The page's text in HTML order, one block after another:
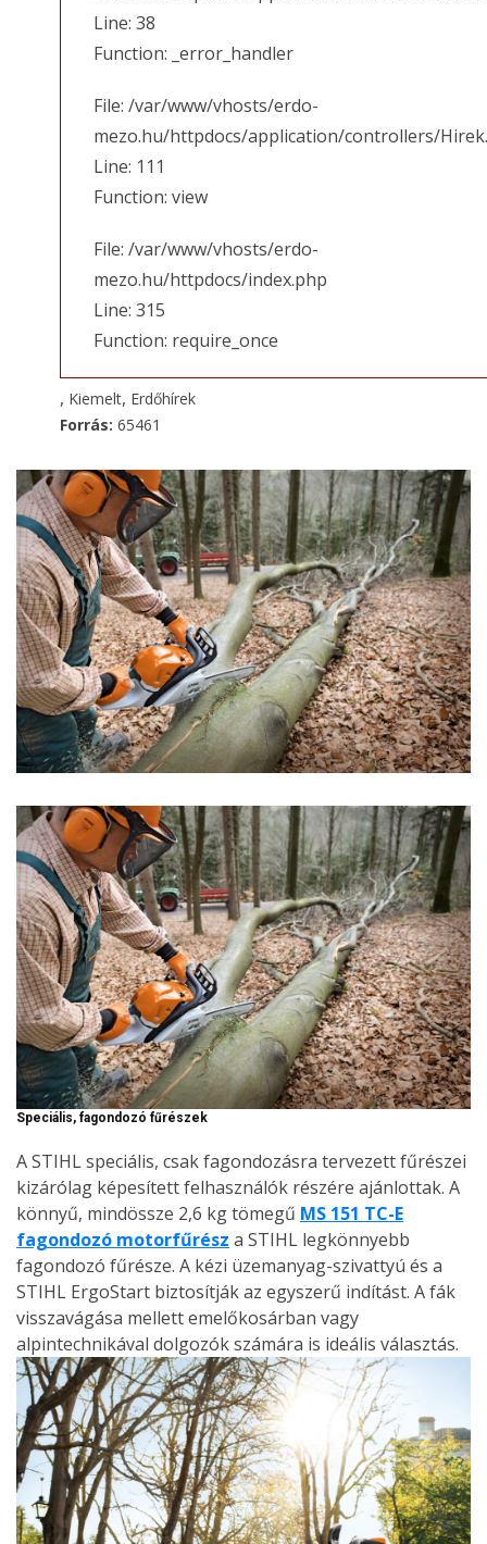
Line: 38
Function: _error_handler
File: /var/www/vhosts/erdo-
mezo.hu/httpdocs/application/controllers/
Line: 111
Function: view
File: /var/www/vhosts/erdo-
mezo.hu/httpdocs/index.php
Line: 315
Function: require_once
, Kiemelt, Erdőhírek
Forrás: 65461
Speciális, fagondozó fűrészek
A STIHL speciális, csak fagondozásra tervezett fűrészei
kizárólag képesített felhasználók részére ajánlottak. A
könnyű, mindössze 2,6 kg tömegű MS 151 TC-E
fagondozó motorfűrész a STIHL legkönnyebb
fagondozó fűrésze. A kézi üzemanyag-szivattyú és a
STIHL ErgoStart biztosítják az egyszerű indítást. A fák
visszavágása mellett emelőkosárban vagy
alpintechnikával dolgozók számára is ideális választás.